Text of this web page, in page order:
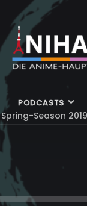
PODCASTS
Season 2019